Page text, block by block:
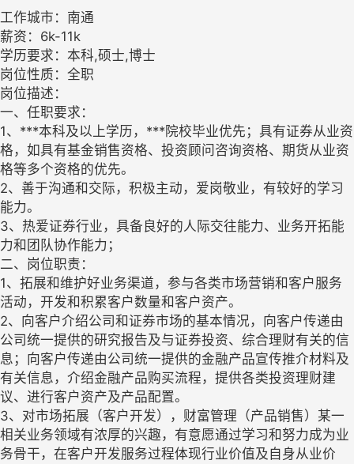
工作城市：南通
薪资：6k-11k
学历要求：本科,硕士,博士
岗位性质：全职
岗位描述：
一、任职要求：
1、***本科及以上学历，***院校毕业优先；具有证券从业资
格，如具有基金销售资格、投资顾问咨询资格、期货从业资
格等多个资格的优先。
2、善于沟通和交际，积极主动，爱岗敬业，有较好的学习
能力。
3、热爱证券行业，具备良好的人际交往能力、业务开拓能
力和团队协作能力；
二、岗位职责：
1、拓展和维护好业务渠道，参与各类市场营销和客户服务
活动，开发和积累客户数量和客户资产。
2、向客户介绍公司和证券市场的基本情况，向客户传递由
公司统一提供的研究报告及与证券投资、综合理财有关的信
息；向客户传递由公司统一提供的金融产品宣传推介材料及
有关信息，介绍金融产品购买流程，提供各类投资理财建
议、进行客户资产及产品配置。
3、对市场拓展（客户开发），财富管理（产品销售）某一
相关业务领域有浓厚的兴趣，有意愿通过学习和努力成为业
务骨干，在客户开发服务过程体现行业价值及自身从业价